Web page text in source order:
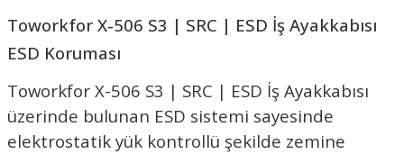
Toworkfor X-506 S3 | SRC | ESD İş Ayakkabısı
ESD Koruması
Toworkfor X-506 S3 | SRC | ESD İş Ayakkabısı
üzerinde bulunan ESD sistemi sayesinde
elektrostatik yük kontrollü şekilde zemine